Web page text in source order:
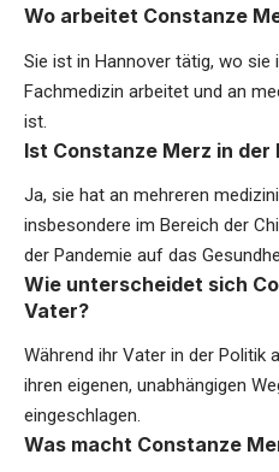
Wo arbeitet Constanze
Sie ist in Hannover tätig, wo sie
Fachmedizin arbeitet und an
ist.
Ist Constanze Merz in der
Ja, sie hat an mehreren
insbesondere im Bereich der
der Pandemie auf das
Wie unterscheidet sich
Vater?
Während ihr Vater in der Politik
ihren eigenen, unabhängigen
eingeschlagen.
Was macht Constanze